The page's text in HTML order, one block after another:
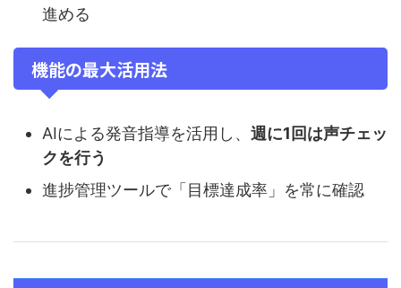
進める
機能の最大活用法
AIによる発音指導を活用し、 週に1回は声チェッ
クを行う
進捗管理ツールで「目標達成率」を常に確認